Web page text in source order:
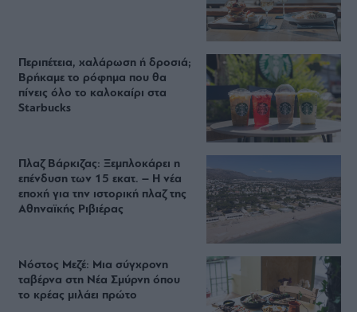
Περιπέτεια, χαλάρωση ή δροσιά;
Βρήκαμε το ρόφημα που θα
πίνεις όλο το καλοκαίρι στα
Starbucks
Πλαζ Βάρκιζας: Ξεμπλοκάρει η
επένδυση των 15 εκατ. – Η νέα
εποχή για την ιστορική πλαζ της
Αθηναϊκής Ριβιέρας
Νόστος Μεζέ: Μια σύγχρονη
ταβέρνα στη Νέα Σμύρνη όπου
το κρέας μιλάει πρώτο